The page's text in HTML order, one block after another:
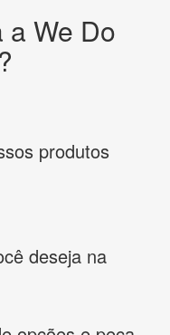
a We Do
produtos
deseja na